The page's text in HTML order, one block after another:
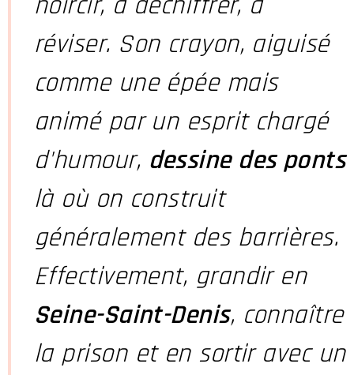
réviser. Soncrayon, aiguisé
comme une épée mais
animé par un esprit chargé
d'humour, dessine des ponts
là où on construit
généralement des barrières.
Effectivement, grandir en
Seine-Saint-Denis, connaître
la prison et en sortir avec un